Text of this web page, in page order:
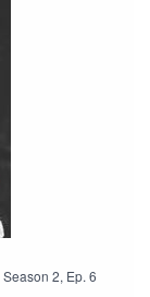
Season 2, Ep. 6